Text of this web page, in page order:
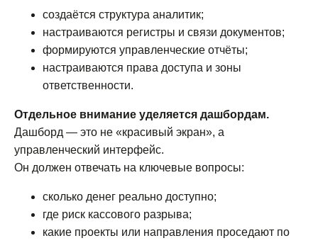
создаётся структура аналитик;
настраиваются регистры и связи документов;
формируются управленческие отчёты;
настраиваются права доступа и зоны
ответственности.
Отдельное внимание уделяется дашбордам.
Дашборд — это не «красивый экран», а
управленческий интерфейс.
Он должен отвечать на ключевые вопросы:
сколько денег реально доступно;
где риск кассового разрыва;
какие проекты или направления проседают по